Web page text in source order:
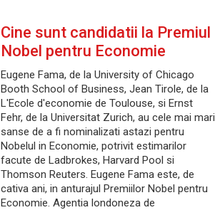
Cine sunt candidatii la Premiul
Nobel pentru Economie
Eugene Fama, de la University of Chicago
Booth School of Business, Jean Tirole, de la
L'Ecole d'economie de Toulouse, si Ernst
Fehr, de la Universitat Zurich, au cele mai mari
sanse de a fi nominalizati astazi pentru
Nobelul in Economie, potrivit estimarilor
facute de Ladbrokes, Harvard Pool si
Thomson Reuters. Eugene Fama este, de
cativa ani, in anturajul Premiilor Nobel pentru
Economie. Agentia londoneza de